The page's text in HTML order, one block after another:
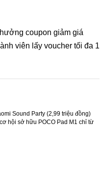
coupon giảm giá
viên lấy voucher tối đa 1
Sound Party (2,99 triệu đồng)
hội sở hữu POCO Pad M1 chỉ từ